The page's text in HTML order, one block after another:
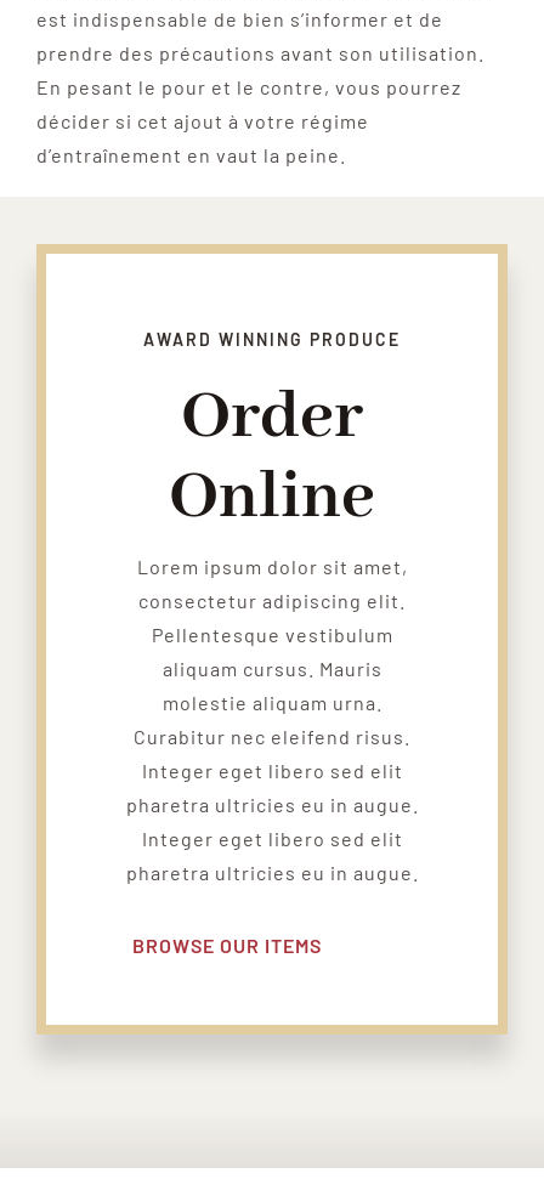
est indispensable de bien s’informer et de
prendre des précautions avant son utilisation.
En pesant le pour et le contre, vous pourrez
décider si cet ajout à votre régime
d’entraînement en vaut la peine.
AWARD WINNING PRODUCE
Order
Online
Lorem ipsum dolor sit amet,
consectetur adipiscing elit.
Pellentesque vestibulum
aliquam cursus. Mauris
molestie aliquam urna.
Curabitur nec eleifend risus.
Integer eget libero sed elit
pharetra ultricies eu in augue.
Integer eget libero sed elit
pharetra ultricies eu in augue.
BROWSE OUR ITEMS